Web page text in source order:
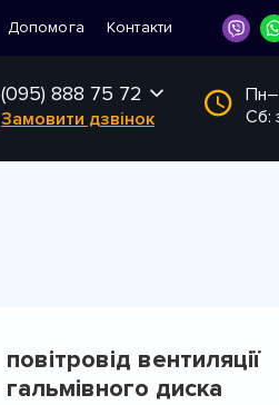
Допомога Контакти
(095) 888 75 72
Замовити дзвінок
Сб:
повітровід вентиляції
гальмівного диска